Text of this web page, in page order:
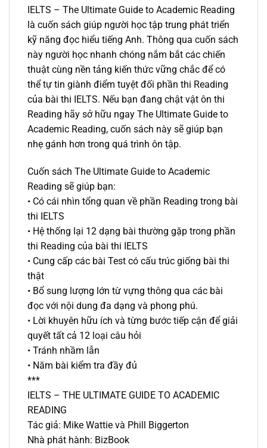
IELTS – The Ultimate Guide to Academic Reading
là cuốn sách giúp người học tập trung phát triển
kỹ năng đọc hiểu tiếng Anh. Thông qua cuốn sách
này người học nhanh chóng nắm bắt các chiến
thuật cùng nền tảng kiến thức vững chắc để có
thể tự tin giành điểm tuyệt đối phần thi Reading
của bài thi IELTS. Nếu bạn đang chật vật ôn thi
Reading hãy sở hữu ngay The Ultimate Guide to
Academic Reading, cuốn sách này sẽ giúp bạn
nhẹ gánh hơn trong quá trình ôn tập.
Cuốn sách The Ultimate Guide to Academic
Reading sẽ giúp bạn:
• Có cái nhìn tổng quan về phần Reading trong bài
thi IELTS
• Hệ thống lại 12 dạng bài thường gặp trong phần
thi Reading của bài thi IELTS
• Cung cấp các bài Test có cấu trúc giống bài thi
thật
• Bổ sung lượng lớn từ vựng thông qua các bài
đọc với nội dung đa dạng và phong phú.
• Lời khuyên hữu ích và từng bước tiếp cận để giải
quyết tất cả 12 loại câu hỏi
• Tránh nhầm lẫn
• Năm bài kiểm tra đầy đủ
***
IELTS – THE ULTIMATE GUIDE TO ACADEMIC
READING
Tác giả: Mike Wattie và Phill Biggerton
Nhà phát hành: BizBook